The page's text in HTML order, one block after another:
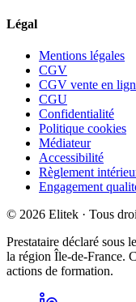
Légal
Mentions légales
CGV
CGV vente en
CGU
Confidentialité
Politique cookies
Médiateur
Accessibilité
Règlement
Engagement
© 2026 Elitek · Tous
Prestataire déclaré sous
la région Île-de-France.
actions de formation.